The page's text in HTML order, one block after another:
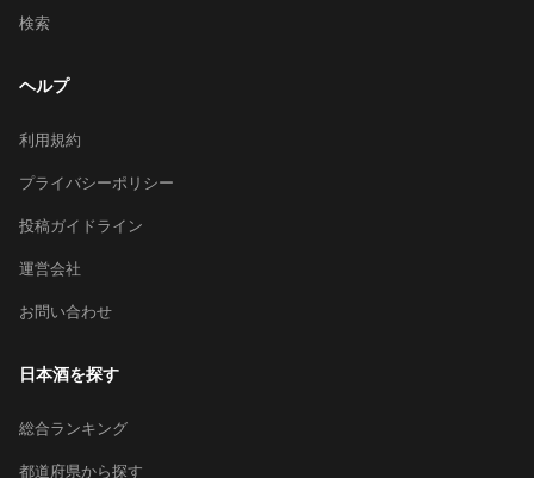
検索
ヘルプ
利用規約
プライバシーポリシー
投稿ガイドライン
運営会社
お問い合わせ
日本酒を探す
総合ランキング
都道府県から探す